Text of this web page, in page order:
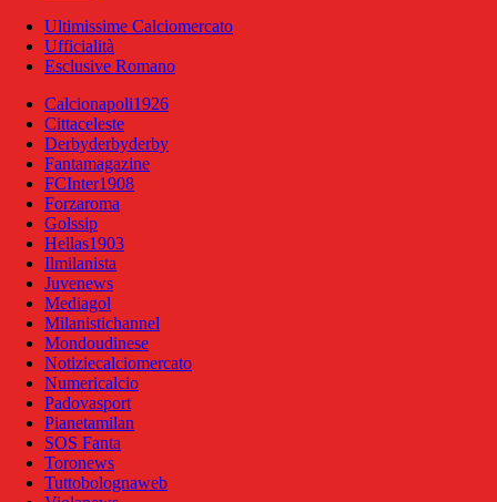
Ultimissime Calciomercato
Ufficialità
Esclusive Romano
Calcionapoli1926
Cittaceleste
Derbyderbyderby
Fantamagazine
FCInter1908
Forzaroma
Golssip
Hellas1903
Ilmilanista
Juvenews
Mediagol
Milanistichannel
Mondoudinese
Notiziecalciomercato
Numericalcio
Padovasport
Pianetamilan
SOS Fanta
Toronews
Tuttobolognaweb